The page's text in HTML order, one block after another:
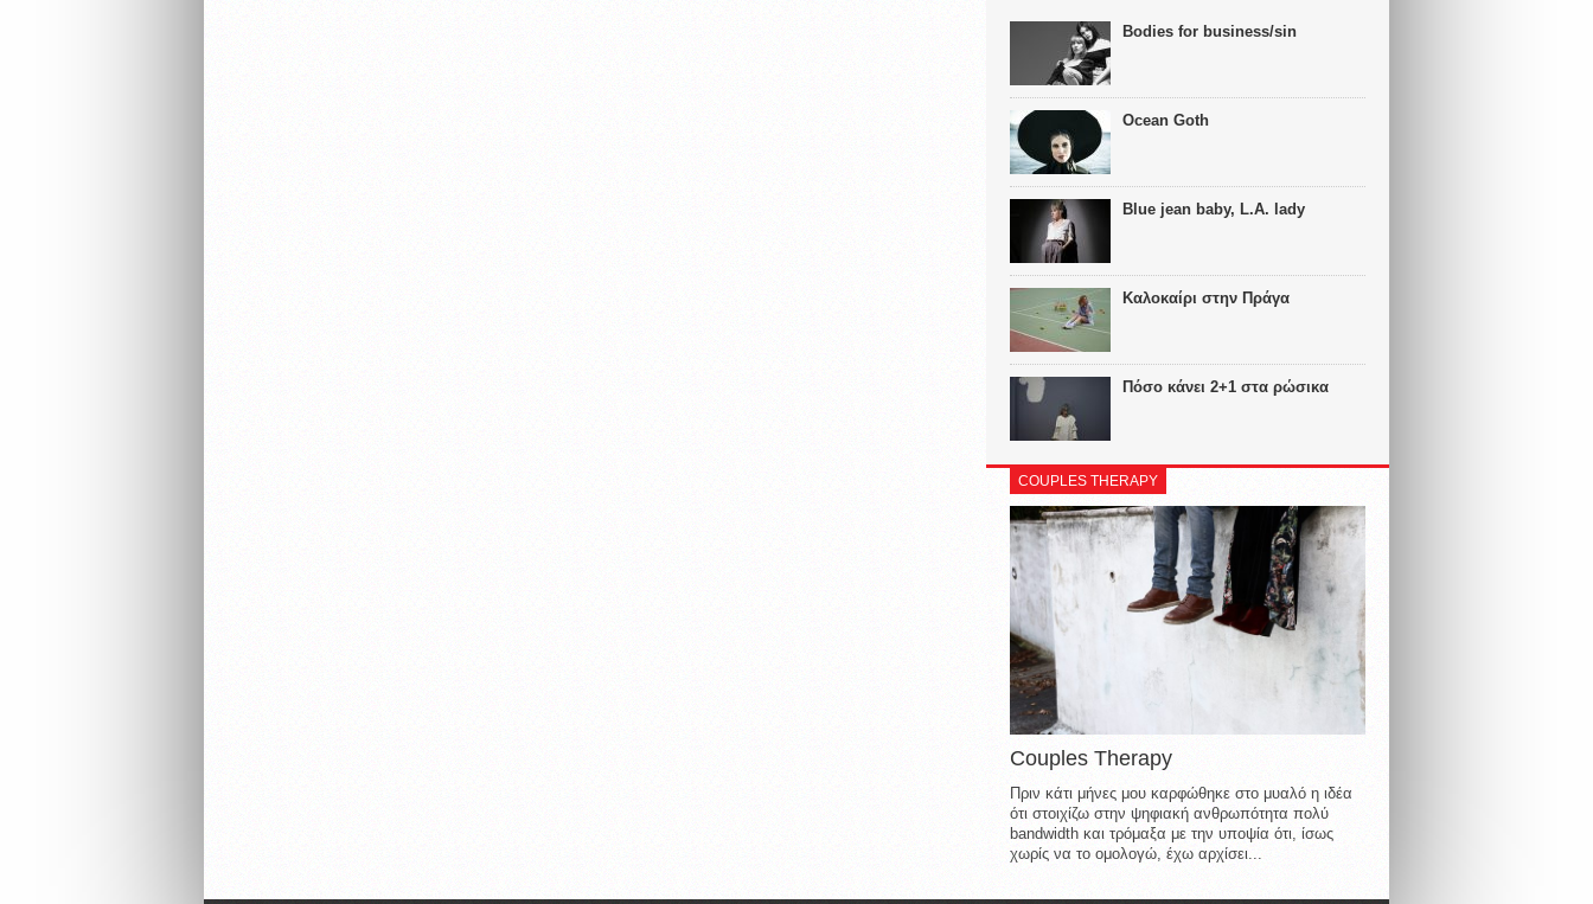
Bodies for business/sin
Ocean Goth
Blue jean baby, L.A. lady
Καλοκαίρι στην Πράγα
Πόσο κάνει 2+1 στα ρώσικα
COUPLES THERAPY
Couples Therapy
Πριν κάτι μήνες μου καρφώθηκε στο μυαλό η ιδέα
ότι στοιχίζω στην ψηφιακή ανθρωπότητα πολύ
bandwidth και τρόμαξα με την υποψία ότι, ίσως
χωρίς να το ομολογώ, έχω αρχίσει...